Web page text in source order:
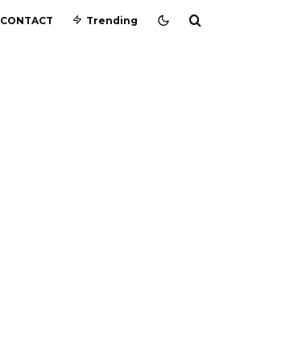
CONTACT Trending